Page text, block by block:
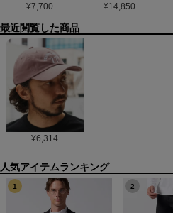
¥7,700 ¥14,850
最近閲覧した商品
¥6,314
1 2